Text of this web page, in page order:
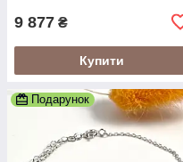
9 877 ₴
Купити
Подарунок